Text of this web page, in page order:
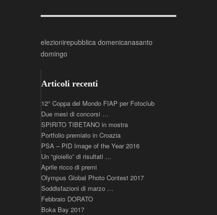
elezionirepubblica domenicanasanto
domingo
Articoli recenti
12° Coppa del Mondo FIAP per Fotoclub
Due mesi di concorsi …
SPIRITO TIBETANO in mostra
Portfolio premiato in Croazia
PSA – PID Image of the Year 2016
Un “gioiello” di risultati …
Aprile ricco di premi
Olympus Global Photo Contest 2017
Soddisfazioni di marzo …
Febbraio DORATO
Boka Bay 2017